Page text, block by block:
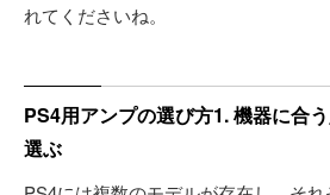
れてくださいね。
PS4用アンプの選び方1. 機器に合
選ぶ